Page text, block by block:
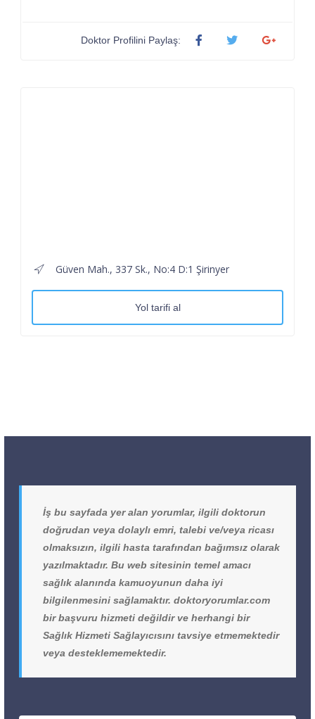
Doktor Profilini Paylaş:
Güven Mah., 337 Sk., No:4 D:1 Şirinyer
Yol tarifi al
İş bu sayfada yer alan yorumlar, ilgili doktorun
doğrudan veya dolaylı emri, talebi ve/veya ricası
olmaksızın, ilgili hasta tarafından bağımsız olarak
yazılmaktadır. Bu web sitesinin temel amacı
sağlık alanında kamuoyunun daha iyi
bilgilenmesini sağlamaktır. doktoryorumlar.com
bir başvuru hizmeti değildir ve herhangi bir
Sağlık Hizmeti Sağlayıcısını tavsiye etmemektedir
veya desteklememektedir.